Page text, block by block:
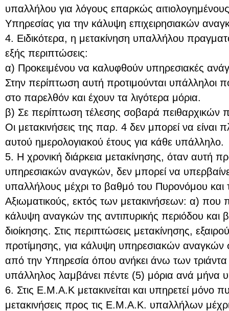
υπαλλήλου για λόγους επαρκώς
Υπηρεσίας για την κάλυψη επιχειρησιακών
4. Ειδικότερα, η μετακίνηση υπαλλήλου
εξής περιπτώσεις:
α) Προκειμένου να καλυφθούν υπηρεσιακές
Στην περίπτωση αυτή προτιμούνται υπάλληλοι
στο παρελθόν και έχουν τα λιγότερα μόρια.
β) Σε περίπτωση τέλεσης σοβαρά
Οι μετακινήσεις της παρ. 4 δεν μπορεί να είναι
αυτού ημερολογιακού έτους για κάθε υπάλληλο.
5. Η χρονική διάρκεια μετακίνησης, όταν αυτή
υπηρεσιακών αναγκών, δεν μπορεί να
υπαλλήλους μέχρι το βαθμό του Πυρονόμου και
Αξιωματικούς, εκτός των μετακινήσεων: α) που
κάλυψη αναγκών της αντιπυρικής περιόδου
διοίκησης. Στις περιπτώσεις μετακίνησης,
προτίμησης, για κάλυψη υπηρεσιακών αναγκών
από την Υπηρεσία όπου ανήκει άνω των τριάντα
υπάλληλος λαμβάνει πέντε (5) μόρια ανά μήνα
6. Στις Ε.Μ.Α.Κ μετακινείται και υπηρετεί μόνο
μετακινήσεις προς τις Ε.Μ.Α.Κ. υπαλλήλων